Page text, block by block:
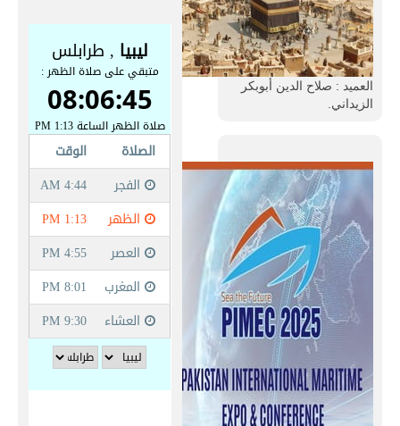
العميد : صلاح الدين أبوبكر
الزيداني.